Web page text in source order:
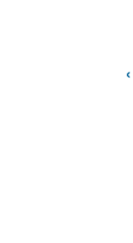
›